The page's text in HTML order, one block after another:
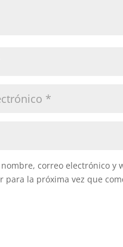
correo electrónico y
para la próxima vez que